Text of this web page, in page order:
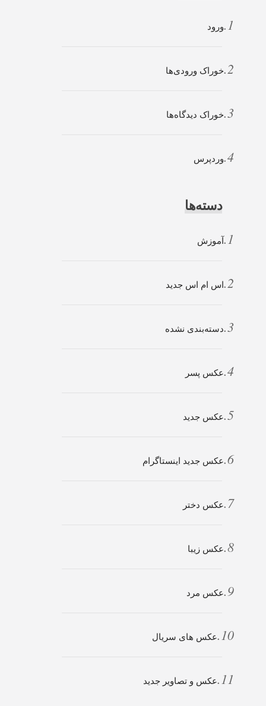
ورود
خوراک ورودی‌ها
خوراک دیدگاه‌ها
وردپرس
دسته‌ها
آموزش
اس ام اس جدید
دسته‌بندی نشده
عکس پسر
عکس جدید
عکس جدید اینستاگرام
عکس دختر
عکس زیبا
عکس مرد
عکس های سریال
عکس و تصاویر جدید